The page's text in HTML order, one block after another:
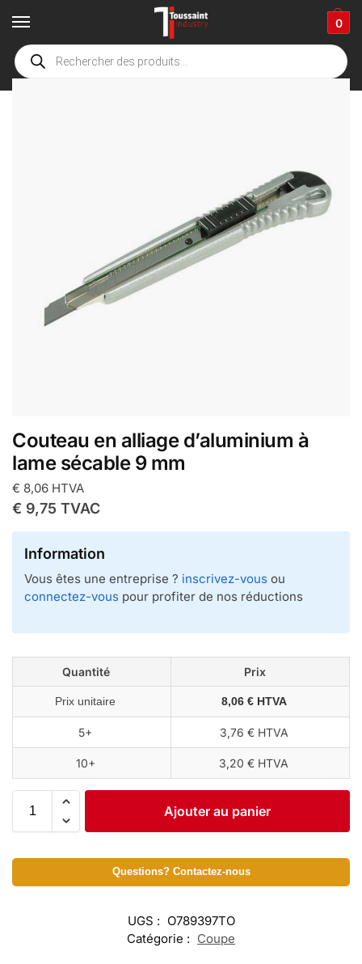
0
Accueil boutique / Fournitures industrielles
Couteau en alliage d’aluminium à
lame sécable 9 mm
€ 8,06 HTVA
€ 9,75 TVAC
Information
Vous êtes une entreprise ? inscrivez-vous ou
connectez-vous pour profiter de nos réductions
Quantité Prix
Prix unitaire 8,06 € HTVA
5+ 3,76 € HTVA
10+ 3,20 € HTVA
Ajouter au panier
Questions? Contactez-nous
UGS : O789397TO
Catégorie : Coupe